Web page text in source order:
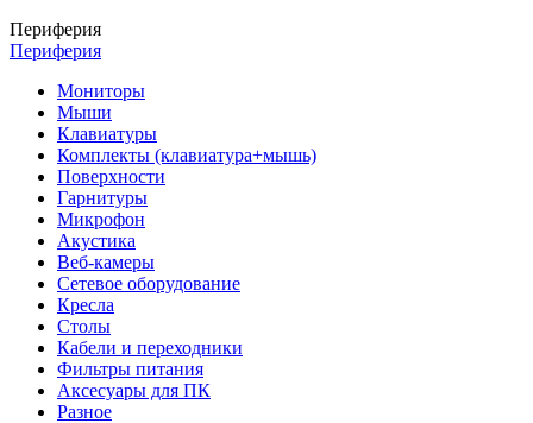
Периферия
Периферия
Мониторы
Мыши
Клавиатуры
Комплекты (клавиатура+мышь)
Поверхности
Гарнитуры
Микрофон
Акустика
Веб-камеры
Сетевое оборудование
Кресла
Столы
Кабели и переходники
Фильтры питания
Аксесуары для ПК
Разное